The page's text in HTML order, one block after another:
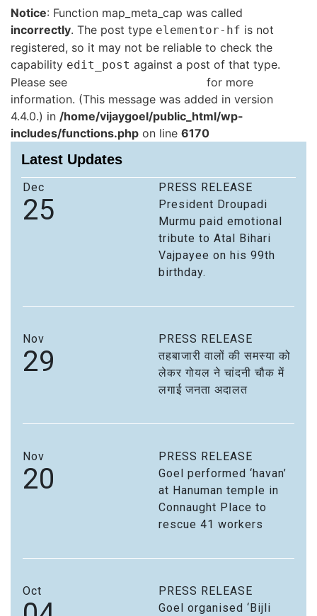
Notice: Function map_meta_cap was called
incorrectly. The post type elementor-hf is not
registered, so it may not be reliable to check the
capability edit_post against a post of that type.
Please see
for more
information. (This message was added in version
4.4.0.) in /home/vijaygoel/public_html/wp-
includes/functions.php on line 6170
Latest Updates
Dec
25
PRESS RELEASE
President Droupadi
Murmu paid emotional
tribute to Atal Bihari
Vajpayee on his 99th
birthday.
Nov
29
PRESS RELEASE
तहबाजारी वालों की समस्या को
लेकर गोयल ने चांदनी चौक में
लगाई जनता अदालत
Nov
20
PRESS RELEASE
Goel performed ‘havan’
at Hanuman temple in
Connaught Place to
rescue 41 workers
Oct
PRESS RELEASE
Goel organised ‘Bijli